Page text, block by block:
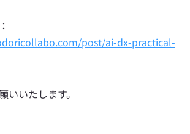
post/ai-dx-practical-
いいたします。